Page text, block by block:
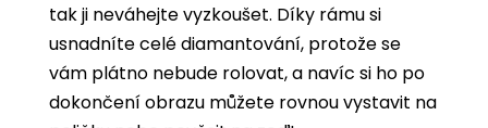
tak ji neváhejte vyzkoušet. Díky rámu si
usnadníte celé diamantování, protože se
vám plátno nebude rolovat, a navíc si ho po
dokončení obrazu můžete rovnou vystavit na